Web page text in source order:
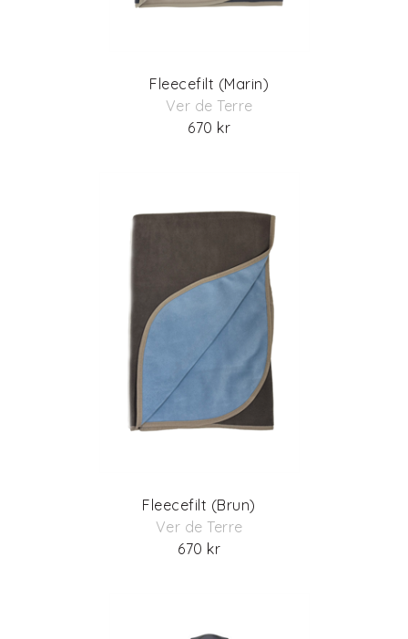
Fleecefilt (Marin)
Ver de Terre
670 kr
Fleecefilt (Brun)
Ver de Terre
670 kr